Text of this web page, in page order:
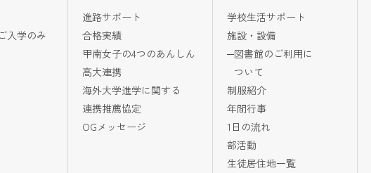
入学のみ
進路サポート
合格実績
甲南女子の4つのあんしん
高大連携
海外大学進学に関する
連携推薦協定
OGメッセージ
学校生活サポート
施設・設備
図書館のご利用に
ついて
制服紹介
年間行事
1日の流れ
部活動
生徒居住地一覧